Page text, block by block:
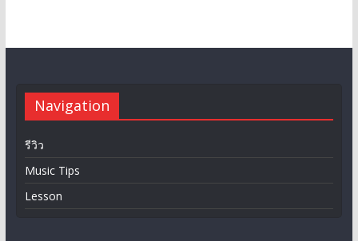
Navigation
รีวิว
Music Tips
Lesson